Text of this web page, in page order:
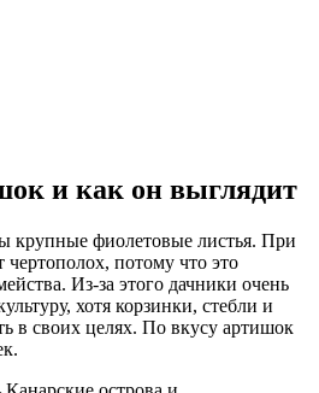
и как он выглядит
крупные фиолетовые листья. При
потому что это
Из-за этого дачники очень
хотя корзинки, стебли и
в своих целях. По вкусу артишок